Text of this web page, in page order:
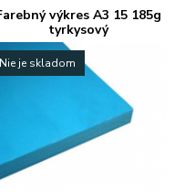
výkres A3 15 185g
tyrkysový
Nie je skladom